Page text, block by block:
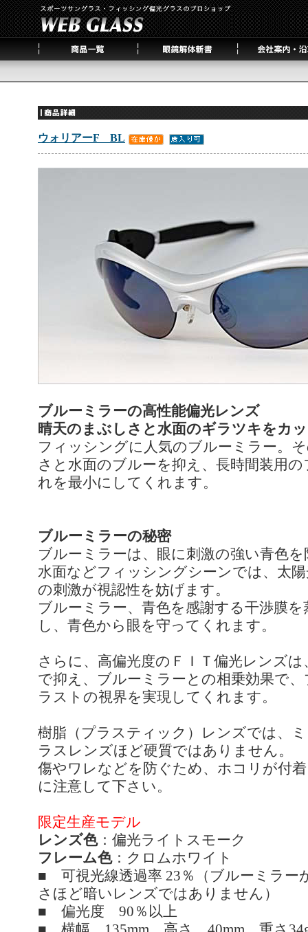
ウォリアーF BL
ブルーミラーの高性能偏光レンズ
晴天のまぶしさと水面のギラツキをカ
フィッシングに人気のブルーミラー。
さと水面のブルーを抑え、長時間装用
れを最小にしてくれます。
ブルーミラーの秘密
ブルーミラーは、眼に刺激の強い青色
水面などフィッシングシーンでは、太
の刺激が視認性を妨げます。
ブルーミラー、青色を感謝する干渉膜
し、青色から眼を守ってくれます。
さらに、高偏光度のＦＩＴ偏光レンズ
で抑え、ブルーミラーとの相乗効果で
ラストの視界を実現してくれます。
樹脂（プラスティック）レンズでは、
ラスレンズほど硬質ではありません。
傷やワレなどを防ぐため、ホコリが付
に注意して下さい。
限定生産モデル
レンズ色：偏光ライトスモーク
フレーム色：クロムホワイト
■ 可視光線透過率 23％（ブルーミラー
さほど暗いレンズではありません）
■ 偏光度 90％以上